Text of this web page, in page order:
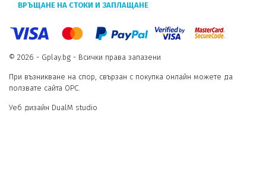
ВРЪЩАНЕ НА СТОКИ И ЗАПЛАЩАНЕ
© 2026 - Gplay.bg - Всички права запазени
При възникване на спор, свързан с покупка онлайн можете да
ползвате сайта ОРС.
Уеб дизайн DualM studio